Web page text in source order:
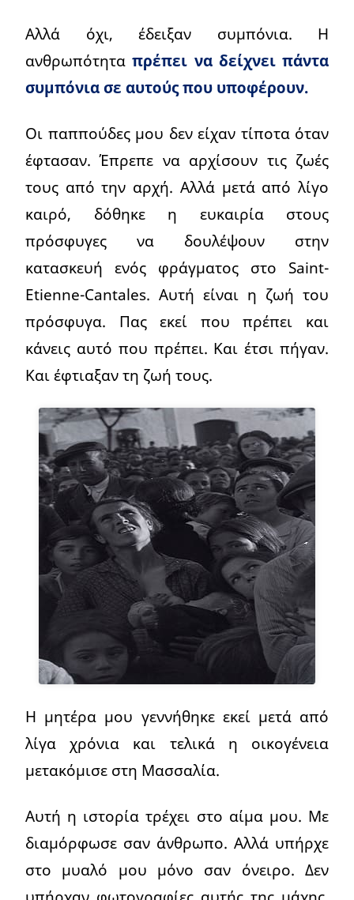
Αλλά όχι, έδειξαν συμπόνια. Η
ανθρωπότηταπρέπει να δείχνει πάντα
συμπόνια σε αυτούς που υποφέρουν.
Οι παππούδες μου δεν είχαν τίποτα όταν
έφτασαν. Έπρεπε να αρχίσουν τις ζωές
τους από την αρχή. Αλλά μετά από λίγο
καιρό, δόθηκε η ευκαιρία στους
πρόσφυγες να δουλέψουν στην
κατασκευή ενός φράγματος στο Saint-
Etienne-Cantales. Αυτή είναι η ζωή του
πρόσφυγα. Πας εκεί που πρέπει και
κάνεις αυτό που πρέπει. Και έτσι πήγαν.
Και έφτιαξαν τη ζωή τους.
Η μητέρα μου γεννήθηκε εκεί μετά από
λίγα χρόνια και τελικά η οικογένεια
μετακόμισε στη Μασσαλία.
Αυτή η ιστορία τρέχει στο αίμα μου. Με
διαμόρφωσε σαν άνθρωπο. Αλλά υπήρχε
στο μυαλό μου μόνο σαν όνειρο. Δεν